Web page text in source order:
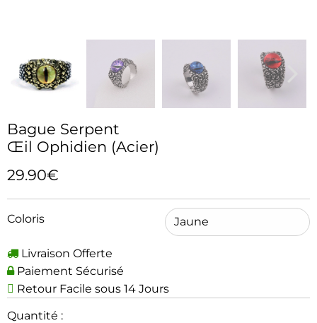
Bague Serpent
Œil Ophidien (Acier)
29.90€
Coloris
Livraison Offerte
Paiement Sécurisé
Retour Facile sous 14 Jours
Quantité :